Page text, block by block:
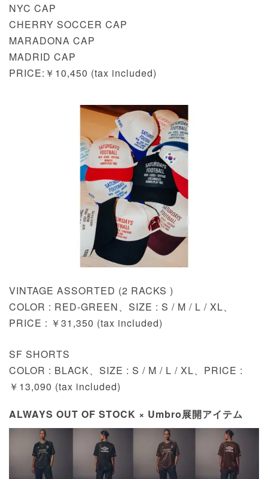
NYC CAP
CHERRY SOCCER CAP
MARADONA CAP
MADRID CAP
PRICE:￥10,450 (tax included)
VINTAGE ASSORTED (2 RACKS )
COLOR : RED-GREEN、SIZE : S / M / L / XL、
PRICE : ￥31,350 (tax included)
SF SHORTS
COLOR : BLACK、SIZE : S / M / L / XL、PRICE :
￥13,090 (tax included)
ALWAYS OUT OF STOCK × Umbro展開アイテム